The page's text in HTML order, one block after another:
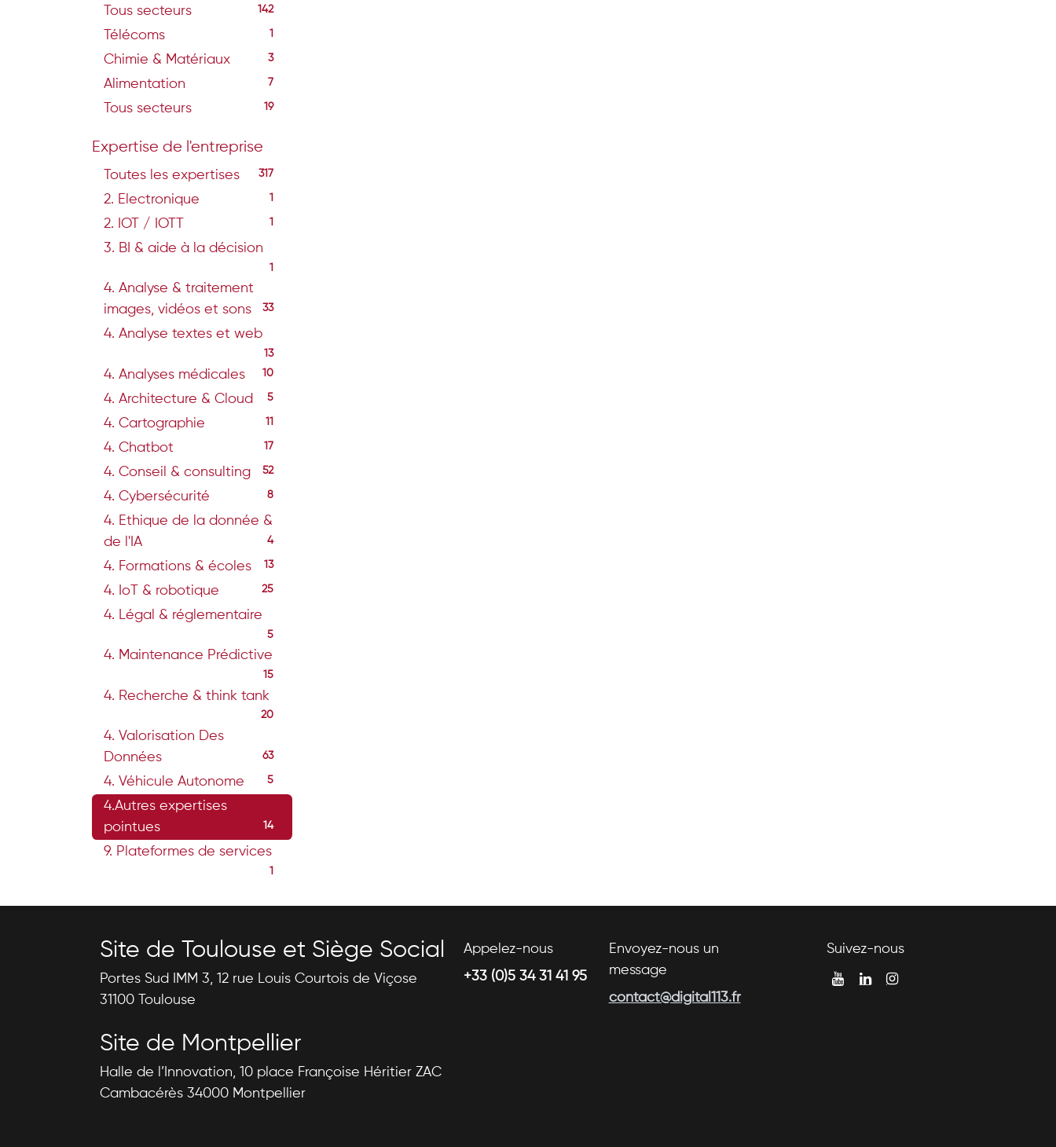
Tous secteurs 142
Télécoms 1
Chimie & Matériaux 3
Alimentation 7
Tous secteurs 19
Expertise de l'entreprise
Toutes les expertises 317
2. Electronique 1
2. IOT / IOTT 1
3. BI & aide à la décision
1
4. Analyse & traitement
images, vidéos et sons
33
4. Analyse textes et web
13
4. Analyses médicales 10
4. Architecture & Cloud 5
4. Cartographie 11
4. Chatbot 17
4. Conseil & consulting 52
4. Cybersécurité 8
4. Ethique de la donnée &
de l'IA
4
4. Formations & écoles 13
4. IoT & robotique 25
4. Légal & réglementaire
5
4. Maintenance Prédictive
15
4. Recherche & think tank
20
4. Valorisation Des
Données
63
4. Véhicule Autonome 5
4.Autres expertises
pointues
14
9. Plateformes de services
1
Site de Toulouse et Siège Social
Portes Sud IMM 3, 12 rue Louis Courtois de Viçose
31100 Toulouse
Site de Montpellier
Halle de l’Innovation, 10 place Françoise Héritier ZAC
Cambacérès 34000 Montpellier
Appelez-nous
+33 (0)5 34 31 41 95
Envoyez-nous un
message
contact@digital113.fr
Suivez-nous